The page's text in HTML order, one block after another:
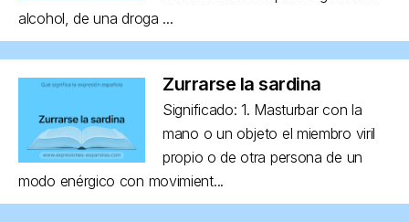
alcohol, de una droga ...
Zurrarse la sardina
Significado: 1. Masturbar con la
mano o un objeto el miembro viril
propio o de otra persona de un
modo enérgico con movimient...